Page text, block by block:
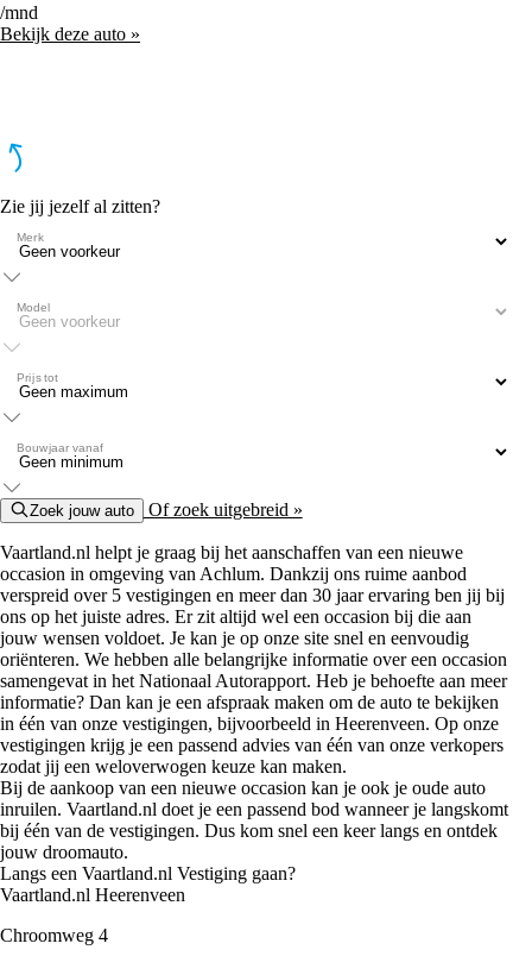
/mnd
Bekijk deze auto »
Zie jij jezelf al zitten?
Merk
Model
Prijs tot
Bouwjaar vanaf
Zoek jouw auto Of zoek uitgebreid »
Vaartland.nl helpt je graag bij het aanschaffen van een nieuwe
occasion in omgeving van Achlum. Dankzij ons ruime aanbod
verspreid over 5 vestigingen en meer dan 30 jaar ervaring ben jij bij
ons op het juiste adres. Er zit altijd wel een occasion bij die aan
jouw wensen voldoet. Je kan je op onze site snel en eenvoudig
oriënteren. We hebben alle belangrijke informatie over een occasion
samengevat in het Nationaal Autorapport. Heb je behoefte aan meer
informatie? Dan kan je een afspraak maken om de auto te bekijken
in één van onze vestigingen, bijvoorbeeld in Heerenveen. Op onze
vestigingen krijg je een passend advies van één van onze verkopers
zodat jij een weloverwogen keuze kan maken.
Bij de aankoop van een nieuwe occasion kan je ook je oude auto
inruilen. Vaartland.nl doet je een passend bod wanneer je langskomt
bij één van de vestigingen. Dus kom snel een keer langs en ontdek
jouw droomauto.
Langs een Vaartland.nl Vestiging gaan?
Vaartland.nl Heerenveen
Chroomweg 4